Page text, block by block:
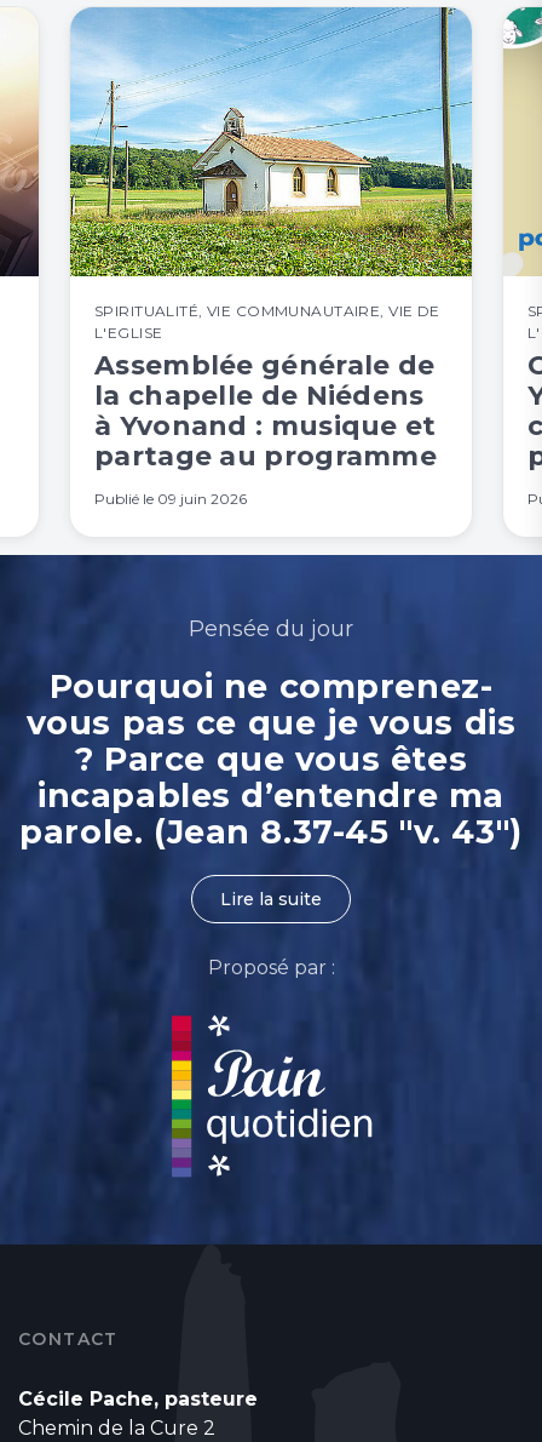
SPIRITUALITÉ ,VIE COMMUNAUTAIRE ,VIE DE
L'EGLISE
Assemblée générale de
la chapelle de Niédens
à Yvonand : musique et
partage au programme
Publié le 09 juin 2026
Pensée du jour
Pourquoi ne comprenez-
vous pas ce que je vous dis
? Parce que vous êtes
incapables d’entendre ma
parole. (Jean 8.37-45 "v. 43")
Lire la suite
Proposé par :
CONTACT
Cécile Pache, pasteure
Chemin de la Cure 2